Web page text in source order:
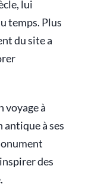
lui
temps. Plus
du site a
voyage à
à ses
des